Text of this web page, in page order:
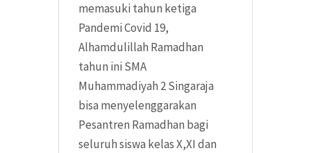
memasuki tahun ketiga
Pandemi Covid 19,
Alhamdulillah Ramadhan
tahun ini SMA
Muhammadiyah 2 Singaraja
bisa menyelenggarakan
Pesantren Ramadhan bagi
seluruh siswa kelas X,XI dan